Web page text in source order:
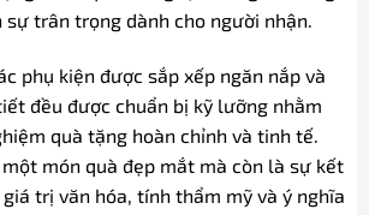
trân trọng dành cho người nhận.
phụ kiện được sắp xếp ngăn nắp và
đều được chuẩn bị kỹ lưỡng nhằm
quà tặng hoàn chỉnh và tinh tế.
món quà đẹp mắt mà còn là sự kết
trị văn hóa, tính thẩm mỹ và ý nghĩa